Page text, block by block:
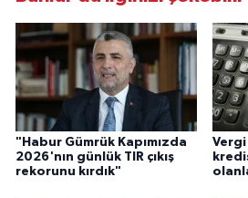
"Habur Gümrük Kapımızda
2026'nın günlük TIR çıkış
rekorunu kırdık"
Vergi